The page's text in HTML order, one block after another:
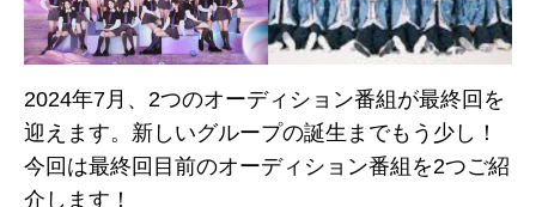
2024年7月、2つのオーディション番組が最終回を
迎えます。新しいグループの誕生までもう少し！
今回は最終回目前のオーディション番組を2つご紹
介します！